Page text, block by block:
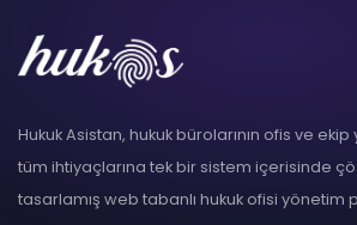
Hukuk Asistan, hukuk bürolarının ofis ve
tüm ihtiyaçlarına tek bir sistem içerisinde
tasarlamış web tabanlı hukuk ofisi yönetim